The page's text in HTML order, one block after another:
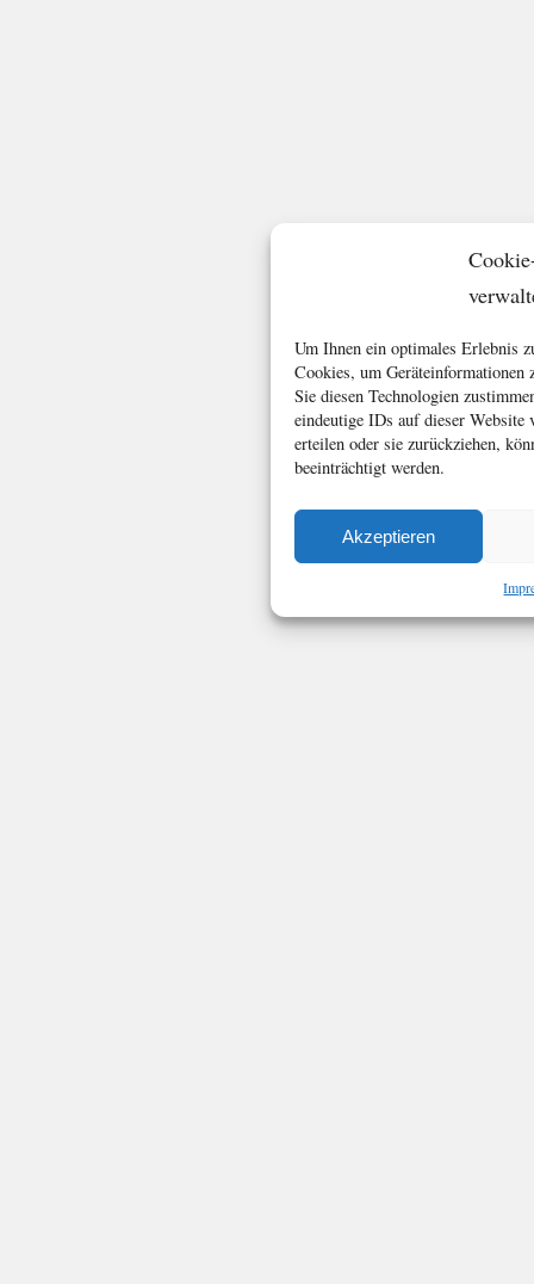
Um Ihnen ein optimales Erlebnis
Cookies, um Geräteinformationen
Sie diesen Technologien
eindeutige IDs auf dieser
erteilen oder sie zurückziehen,
beeinträchtigt werden.
Akzeptieren